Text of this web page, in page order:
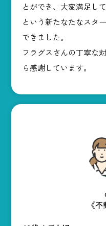
とができ、大変満足し
という新たなたなスタ
できました。
フラグスさんの丁寧な
ら感謝しています。
《